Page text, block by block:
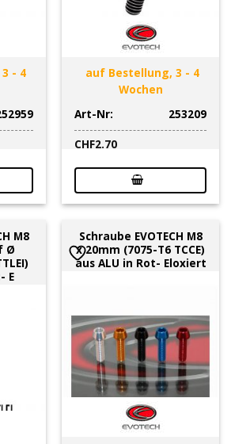
- 4
auf Bestellung, 3 - 4
Wochen
Art-Nr:
253209
CHF2.70
M8
Ø
E
Schraube EVOTECH M8
x 20mm (7075-T6 TCCE)
aus ALU in Rot- Eloxiert